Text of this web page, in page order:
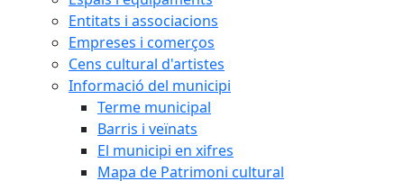
Entitats i associacions
Empreses i comerços
Cens cultural d'artistes
Informació del municipi
Terme municipal
Barris i veïnats
El municipi en xifres
Mapa de Patrimoni cultural